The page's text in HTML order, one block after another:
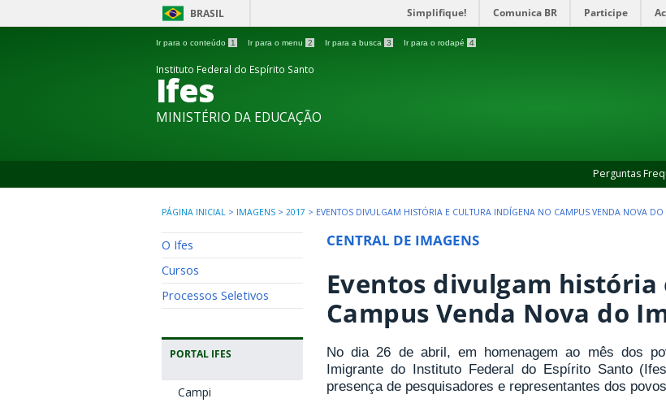
BRASIL Simplifique! Comunica BR Participe
Ir para o conteúdo 1 Ir para o menu 2 Ir para a busca 3 Ir para o rodapé 4
Instituto Federal do Espírito Santo
Ifes
MINISTÉRIO DA EDUCAÇÃO
Perguntas
PÁGINA INICIAL > IMAGENS > 2017 > EVENTOS DIVULGAM HISTÓRIA E CULTURA INDÍGENA NO CAMPUS VENDA NOVA
O Ifes
Cursos
Processos Seletivos
PORTAL IFES
Campi
CENTRAL DE IMAGENS
Eventos divulgam
Campus Venda Nova do
No dia 26 de abril, em homenagem ao mês dos
Imigrante do Instituto Federal do Espírito Santo
presença de pesquisadores e representantes dos